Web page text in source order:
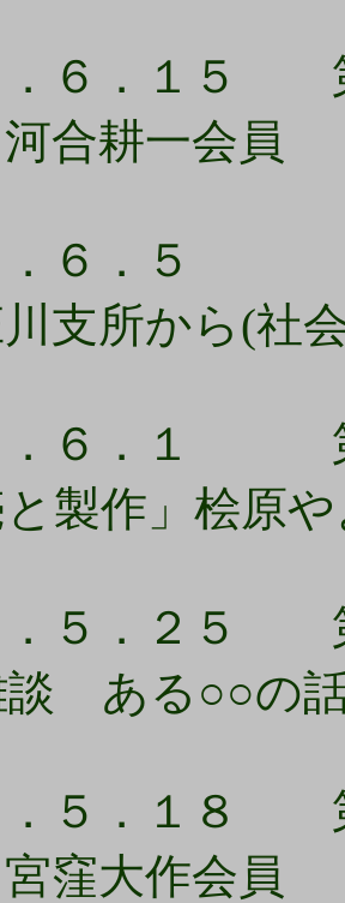
．６．１５
合耕一会員
．６．５ 「
支所から(社
．６．１
製作」桧原
．５．２５
談 ある○○の
．５．１８
窪大作会員